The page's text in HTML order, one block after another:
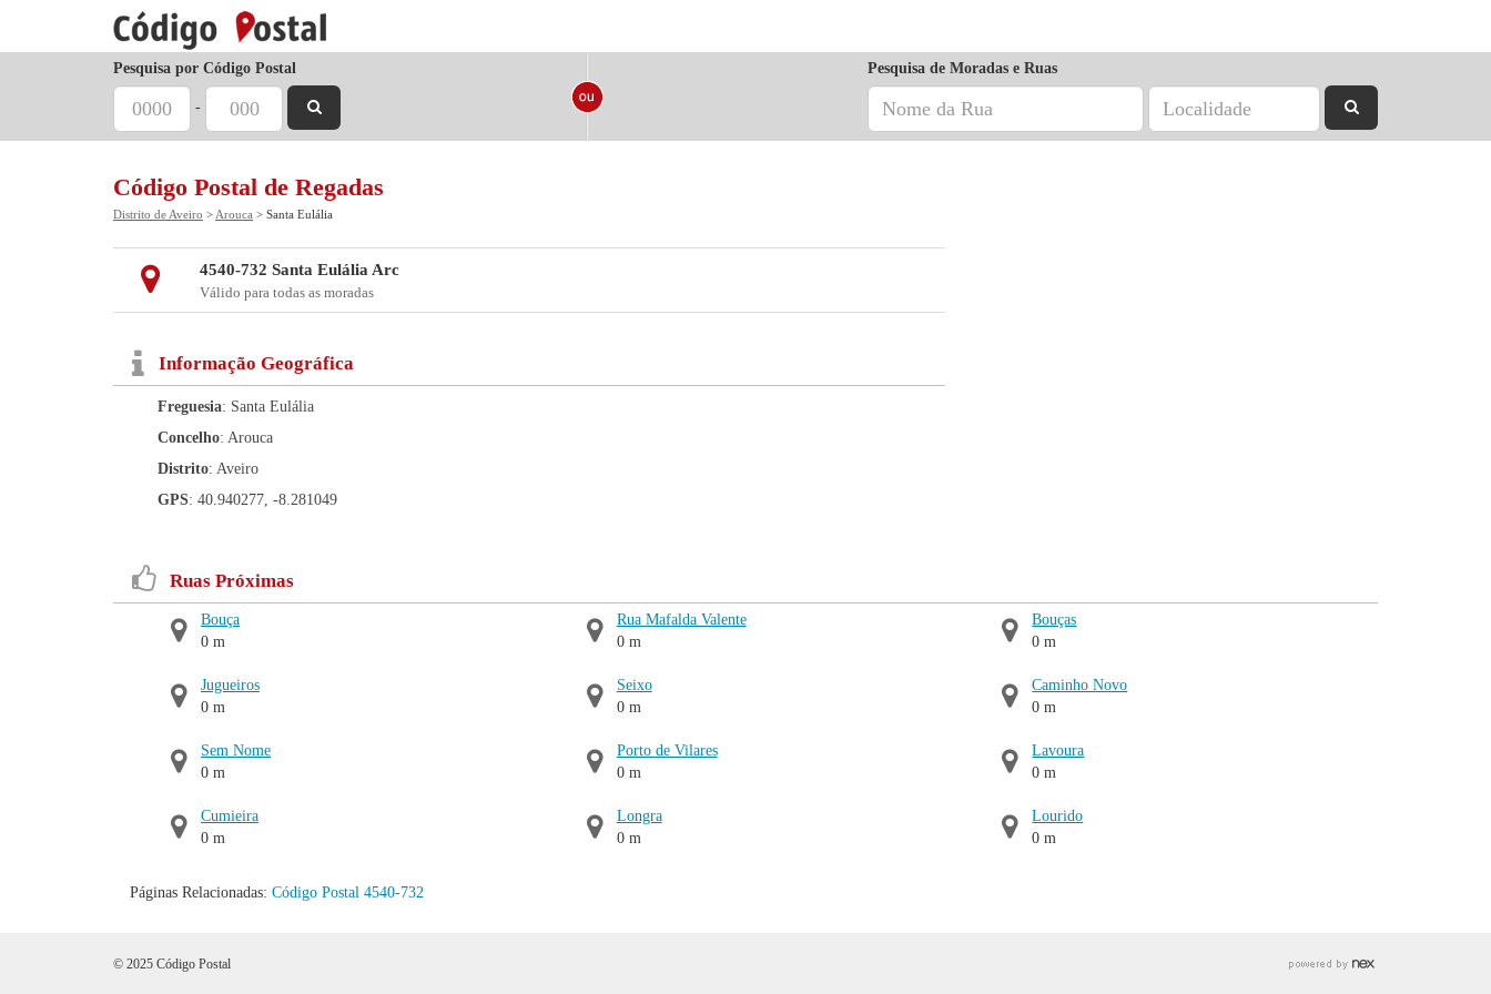
Pesquisa por Código Postal
-
Pesquisa de Moradas e Ruas
Código Postal de Regadas
Distrito de Aveiro > Arouca > Santa Eulália
4540-732 Santa Eulália Arc
Válido para todas as moradas
Informação Geográfica
Freguesia: Santa Eulália
Concelho: Arouca
Distrito: Aveiro
GPS: 40.940277, -8.281049
Ruas Próximas
Bouça
0 m
Jugueiros
0 m
Sem Nome
0 m
Cumieira
0 m
Rua Mafalda Valente
0 m
Seixo
0 m
Porto de Vilares
0 m
Longra
0 m
Bouças
0 m
Caminho Novo
0 m
Lavoura
0 m
Lourido
0 m
Páginas Relacionadas: Código Postal 4540-732
© 2025 Código Postal